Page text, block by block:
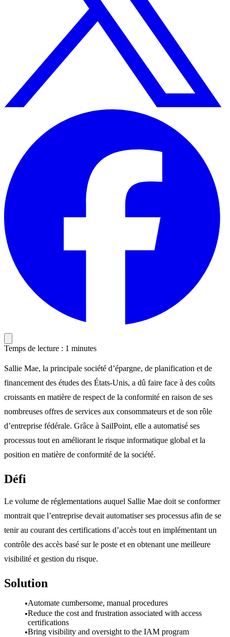
Temps de lecture : 1 minutes
Sallie Mae, la principale société d’épargne, de planification et de
financement des études des États-Unis, a dû faire face à des coûts
croissants en matière de respect de la conformité en raison de ses
nombreuses offres de services aux consommateurs et de son rôle
d’entreprise fédérale. Grâce à SailPoint, elle a automatisé ses
processus tout en améliorant le risque informatique global et la
position en matière de conformité de la société.
Défi
Le volume de réglementations auquel Sallie Mae doit se conformer
montrait que l’entreprise devait automatiser ses processus afin de se
tenir au courant des certifications d’accès tout en implémentant un
contrôle des accès basé sur le poste et en obtenant une meilleure
visibilité et gestion du risque.
Solution
Automate cumbersome, manual procedures
Reduce the cost and frustration associated with access
certifications
Bring visibility and oversight to the IAM program